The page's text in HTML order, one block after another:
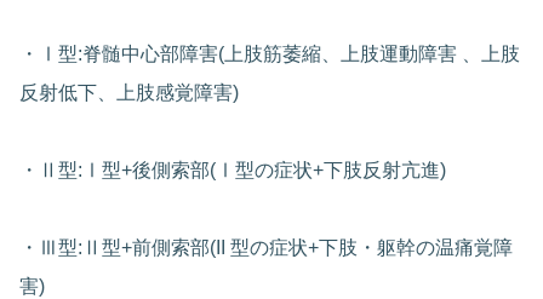
・Ⅰ型:脊髄中心部障害(上肢筋萎縮、上肢運動障害 、上肢
反射低下、上肢感覚障害)
・Ⅱ型:Ⅰ型+後側索部(Ⅰ型の症状+下肢反射亢進)
・Ⅲ型:Ⅱ型+前側索部(II 型の症状+下肢・躯幹の温痛覚障
害)